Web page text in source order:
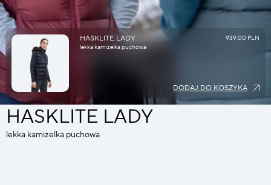
HASKLITE LADY
lekka kamizelka puchowa
939.00 PLN
DODAJ DO KOSZYKA
HASKLITE LADY
lekka kamizelka puchowa